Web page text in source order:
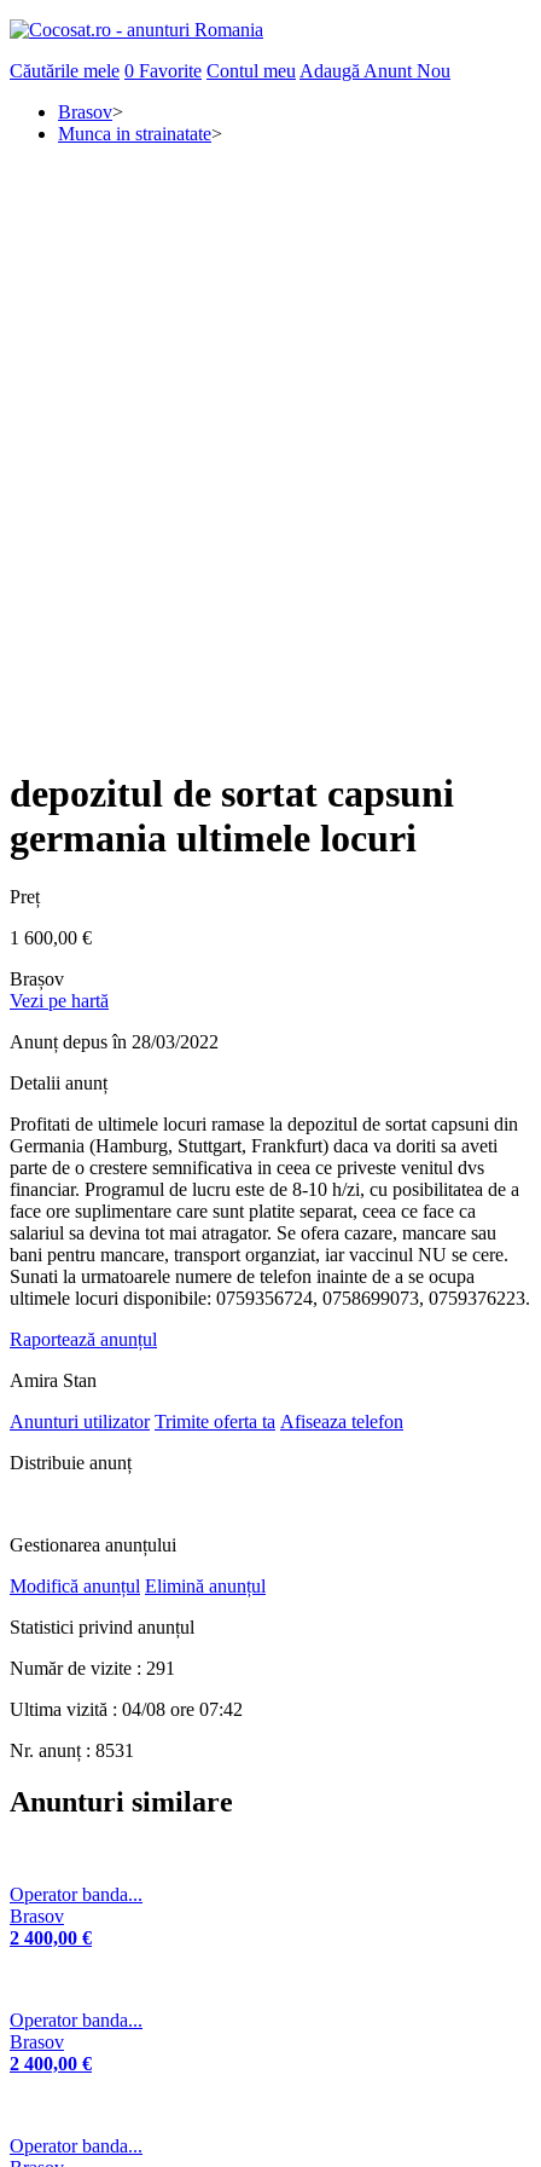
Căutările mele 0 Favorite Contul meu Adaugă Anunt Nou
Brasov>
Munca in strainatate>
depozitul de sortat capsuni
germania ultimele locuri
Preț
1 600,00 €
Brașov
Vezi pe hartă
Anunț depusîn 28/03/2022
Detalii anunț
Profitati de ultimele locuri ramase la depozitul de sortat capsuni din
Germania (Hamburg, Stuttgart, Frankfurt) daca va doriti sa aveti
parte de o crestere semnificativa in ceea ce priveste venitul dvs
financiar. Programul de lucru este de 8-10 h/zi, cu posibilitatea de a
face ore suplimentare care sunt platite separat, ceea ce face ca
salariul sa devina tot mai atragator. Se ofera cazare, mancare sau
bani pentru mancare, transport organziat, iar vaccinul NU se cere.
Sunati la urmatoarele numere de telefon inainte de a se ocupa
ultimele locuri disponibile: 0759356724, 0758699073, 0759376223.
Raportează anunțul
Amira Stan
Anunturi utilizator Trimite oferta ta Afiseaza telefon
Distribuie anunț
Gestionarea anunțului
Modifică anunțul Elimină anunțul
Statistici privind anunțul
Număr de vizite : 291
Ultima vizită : 04/08 ore 07:42
Nr. anunț : 8531
Anunturi similare
Operator banda...
Brasov
2 400,00 €
Operator banda...
Brasov
2 400,00 €
Operator banda...